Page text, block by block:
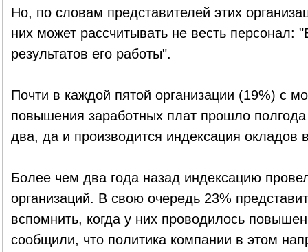
Но, по словам представителей этих
них может рассчитывать не весть персонал:
результатов его работы".
Почти в каждой пятой организации (19%) с
повышения заработных плат прошло
два, да и производится индексация окладов
Более чем два года назад индексацию
организаций. В свою очередь 23%
вспомнить, когда у них проводилось
сообщили, что политика компании в этом